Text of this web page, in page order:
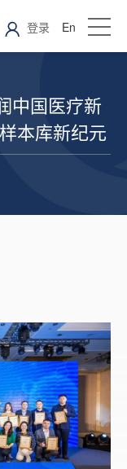
登录 En
中国医疗新
本库新纪元